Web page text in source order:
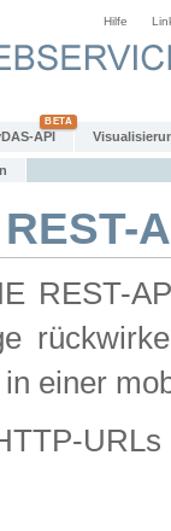
Hilfe
API
REST-
einer